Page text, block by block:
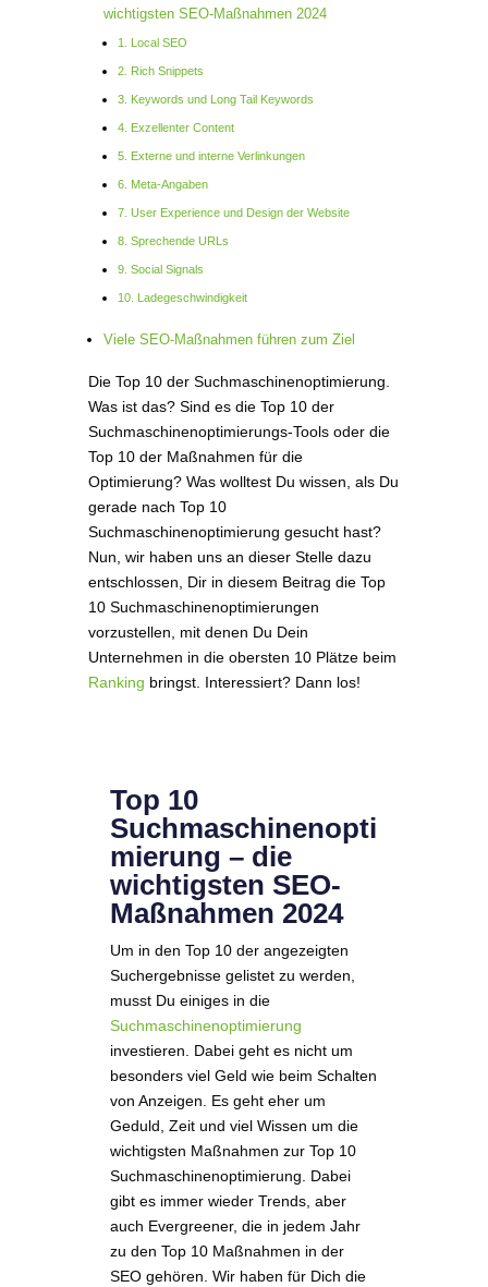
wichtigsten SEO-Maßnahmen 2024
1. Local SEO
2. Rich Snippets
3. Keywords und Long Tail Keywords
4. Exzellenter Content
5. Externe und interne Verlinkungen
6. Meta-Angaben
7. User Experience und Design der Website
8. Sprechende URLs
9. Social Signals
10. Ladegeschwindigkeit
Viele SEO-Maßnahmen führen zum Ziel
Die Top 10 der Suchmaschinenoptimierung.
Was ist das? Sind es die Top 10 der
Suchmaschinenoptimierungs-Tools oder die
Top 10 der Maßnahmen für die
Optimierung? Was wolltest Du wissen, als Du
gerade nach Top 10
Suchmaschinenoptimierung gesucht hast?
Nun, wir haben uns an dieser Stelle dazu
entschlossen, Dir in diesem Beitrag die Top
10 Suchmaschinenoptimierungen
vorzustellen, mit denen Du Dein
Unternehmen in die obersten 10 Plätze beim
Ranking bringst. Interessiert? Dann los!
Top 10
Suchmaschinenopti
mierung – die
wichtigsten SEO-
Maßnahmen 2024
Um in den Top 10 der angezeigten
Suchergebnisse gelistet zu werden,
musst Du einiges in die
Suchmaschinenoptimierung
investieren. Dabei geht es nicht um
besonders viel Geld wie beim Schalten
von Anzeigen. Es geht eher um
Geduld, Zeit und viel Wissen um die
wichtigsten Maßnahmen zur Top 10
Suchmaschinenoptimierung. Dabei
gibt es immer wieder Trends, aber
auch Evergreener, die in jedem Jahr
zu den Top 10 Maßnahmen in der
SEO gehören. Wir haben für Dich die